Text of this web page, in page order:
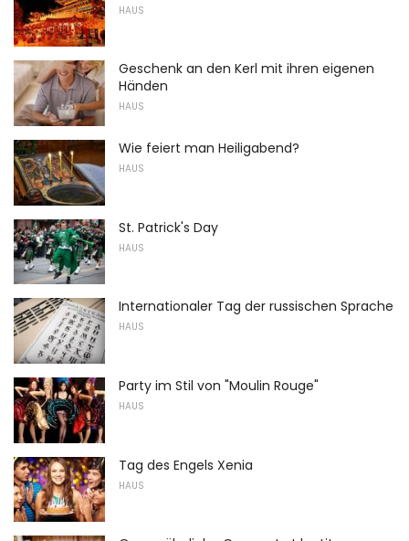
HAUS
Geschenk an den Kerl mit ihren eigenen
Händen
HAUS
Wie feiert man Heiligabend?
HAUS
St. Patrick's Day
HAUS
Internationaler Tag der russischen Sprache
HAUS
Party im Stil von "Moulin Rouge"
HAUS
Tag des Engels Xenia
HAUS